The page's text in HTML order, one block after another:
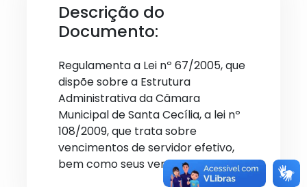
Descrição do
Documento:
Regulamenta a Lei nº 67/2005, que
dispõe sobre a Estrutura
Administrativa da Câmara
Municipal de Santa Cecília, a lei nº
108/2009, que trata sobre
vencimentos de servidor efetivo,
bem como seus vencimentos.